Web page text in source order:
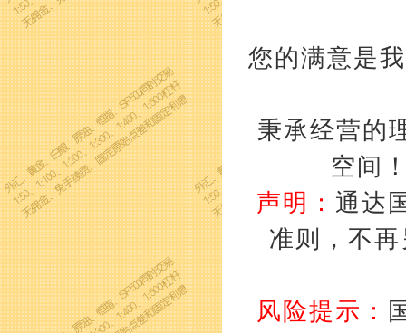
您的满意是
秉承经营的
空间
声明： 通达
准则，不
风险提示：